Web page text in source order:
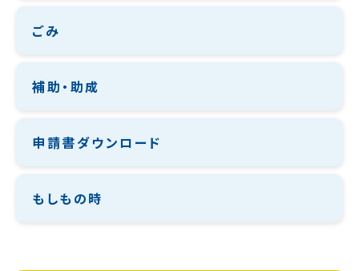
ごみ
補助・助成
申請書ダウンロード
もしもの時